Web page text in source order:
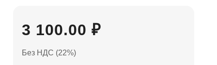
3 100.00 ₽
Без НДС (22%)